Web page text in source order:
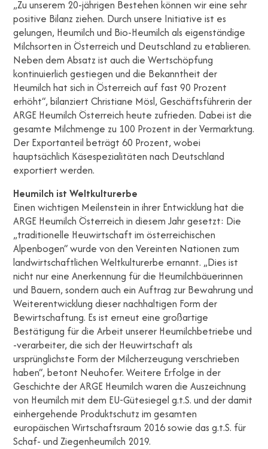
„Zu unserem 20-jährigen Bestehen können wir eine sehr
positive Bilanz ziehen. Durch unsere Initiative ist es
gelungen, Heumilch und Bio-Heumilch als eigenständige
Milchsorten in Österreich und Deutschland zu etablieren.
Neben dem Absatz ist auch die Wertschöpfung
kontinuierlich gestiegen und die Bekanntheit der
Heumilch hat sich in Österreich auf fast 90 Prozent
erhöht“, bilanziert Christiane Mösl, Geschäftsführerin der
ARGE Heumilch Österreich heute zufrieden. Dabei ist die
gesamte Milchmenge zu 100 Prozent in der Vermarktung.
Der Exportanteil beträgt 60 Prozent, wobei
hauptsächlich Käsespezialitäten nach Deutschland
exportiert werden.
Heumilch ist Weltkulturerbe
Einen wichtigen Meilenstein in ihrer Entwicklung hat die
ARGE Heumilch Österreich in diesem Jahr gesetzt: Die
„traditionelle Heuwirtschaft im österreichischen
Alpenbogen“ wurde von den Vereinten Nationen zum
landwirtschaftlichen Weltkulturerbe ernannt. „Dies ist
nicht nur eine Anerkennung für die Heumilchbäuerinnen
und Bauern, sondern auch ein Auftrag zur Bewahrung und
Weiterentwicklung dieser nachhaltigen Form der
Bewirtschaftung. Es ist erneut eine großartige
Bestätigung für die Arbeit unserer Heumilchbetriebe und
-verarbeiter, die sich der Heuwirtschaft als
ursprünglichste Form der Milcherzeugung verschrieben
haben“, betont Neuhofer. Weitere Erfolge in der
Geschichte der ARGE Heumilch waren die Auszeichnung
von Heumilch mit dem EU-Gütesiegel g.t.S. und der damit
einhergehende Produktschutz im gesamten
europäischen Wirtschaftsraum 2016 sowie das g.t.S. für
Schaf- und Ziegenheumilch 2019.